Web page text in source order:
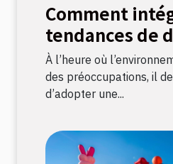
Comment
tendances de
durable dans
décoration
À l’heure où
des préoccupations, il
d’adopter une...